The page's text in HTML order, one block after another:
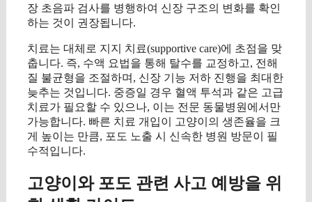
장 초음파 검사를 병행하여 신장 구조의 변화를 확인
하는 것이 권장됩니다.
치료는 대체로 지지 치료(supportive care)에 초점을 맞
춥니다. 즉, 수액 요법을 통해 탈수를 교정하고, 전해
질 불균형을 조절하며, 신장 기능 저하 진행을 최대한
늦추는 것입니다. 중증일 경우 혈액 투석과 같은 고급
치료가 필요할 수 있으나, 이는 전문 동물병원에서만
가능합니다. 빠른 치료 개입이 고양이의 생존율을 크
게 높이는 만큼, 포도 노출 시 신속한 병원 방문이 필
수적입니다.
고양이와 포도 관련 사고 예방을 위